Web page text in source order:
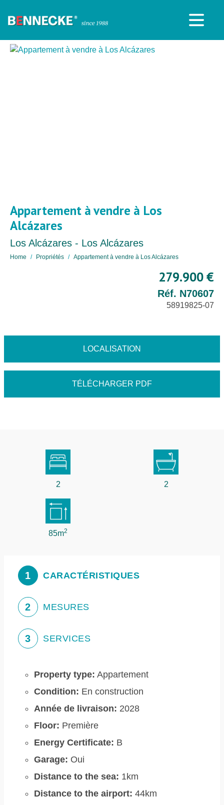
Appartement à vendre à Los
Alcázares
Los Alcázares - Los Alcázares
Home Propriétés Appartement à vendre à Los Alcázares
279.900 €
Réf. N70607
58919825-07
LOCALISATION
TÉLÉCHARGER PDF
2 2
85m2
1 CARACTÉRISTIQUES
2 MESURES
3 SERVICES
Property type: Appartement
Condition: En construction
Année de livraison: 2028
Floor: Première
Energy Certificate: B
Garage: Oui
Distance to the sea: 1km
Distance to the airport: 44km